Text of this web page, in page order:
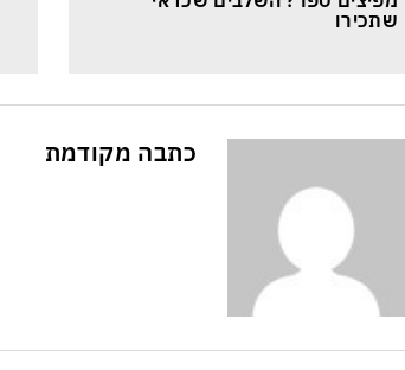
שתכירו
כתבה מקודמת